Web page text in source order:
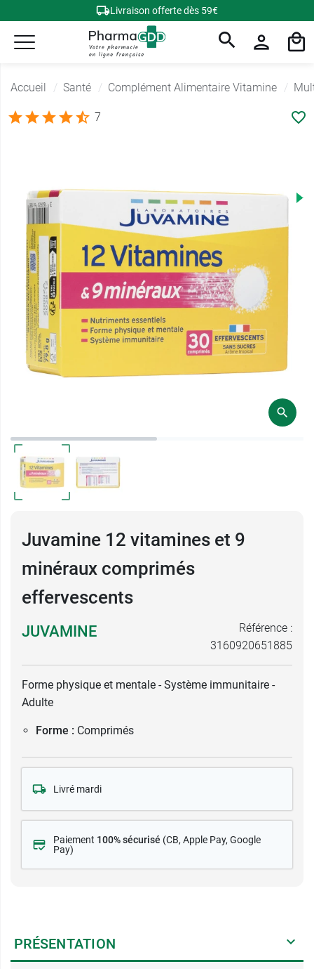
Livraison offerte dès 59€
Accueil Santé Complément Alimentaire Vitamine
7
Juvamine 12 vitamines et 9
minéraux comprimés
effervescents
JUVAMINE
Référence :
3160920651885
Forme physique et mentale - Système immunitaire -
Adulte
Forme : Comprimés
Livré mardi
Paiement 100% sécurisé (CB, Apple Pay, Google
Pay)
PRÉSENTATION